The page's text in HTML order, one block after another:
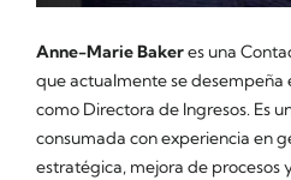
Anne-Marie Bakeres una
que actualmente se desempeña
como Directora de Ingresos. Es
consumada con experiencia en
estratégica, mejora de procesos